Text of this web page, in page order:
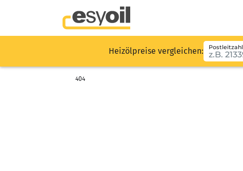
Heizölpreise vergleichen: Postleitzahl
404